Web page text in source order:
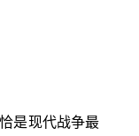
是现代战争最